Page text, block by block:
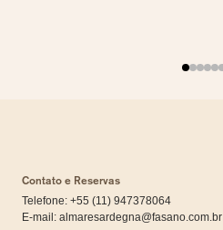
Contato e Reservas
Telefone: +55 (11) 947378064
E-mail: almaresardegna@fasano.com.br